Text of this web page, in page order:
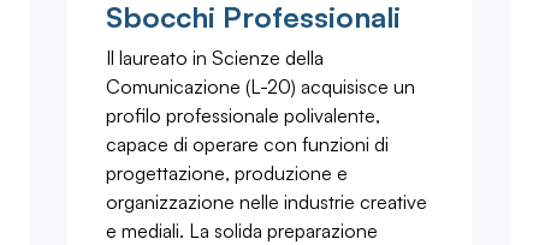
Sbocchi Professionali
Il laureato in Scienze della
Comunicazione (L-20) acquisisce un
profilo professionale polivalente,
capace di operare con funzioni di
progettazione, produzione e
organizzazione nelle industrie creative
e mediali. La solida preparazione